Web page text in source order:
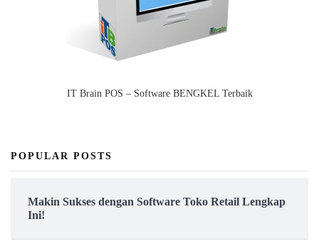
IT Brain POS – Software BENGKEL Terbaik
POPULAR POSTS
Makin Sukses dengan Software Toko Retail Lengkap
Ini!